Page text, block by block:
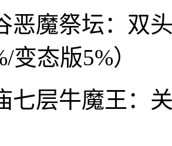
恶魔祭坛：双
变态版5%）
七层牛魔王：